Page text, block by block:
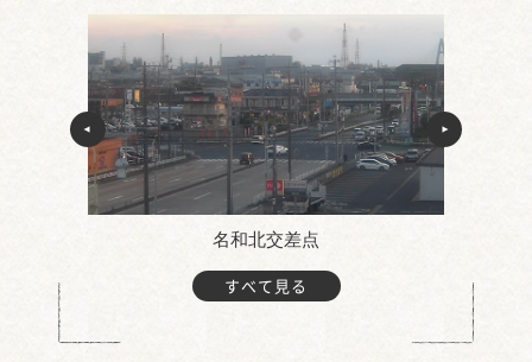
名和北交差点
すべて見る